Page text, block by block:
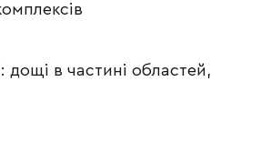
дощі в частині областей,